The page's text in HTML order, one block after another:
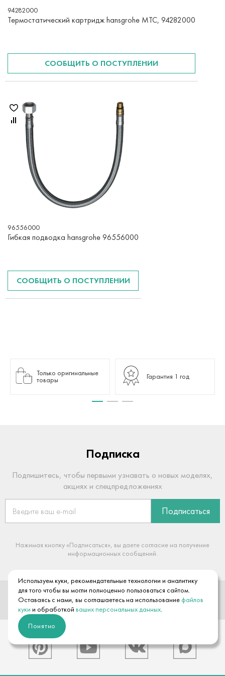
Используем куки, рекомендательные технологии и аналитику
для того чтобы вы могли полноценно пользоваться сайтом.
Оставаясь с нами, вы соглашаетесь на использование файлов
куки и обработкой ваших персональных данных.
Понятно
94282000
Термостатический картридж hansgrohe МТС, 94282000
СООБЩИТЬ О ПОСТУПЛЕНИИ
96556000
Гибкая подводка hansgrohe 96556000
СООБЩИТЬ О ПОСТУПЛЕНИИ
Только оригинальные
товары
Гарантия 1 год
Подписка
Подпишитесь, чтобы первыми узнавать о новых моделях,
акциях и спецпредложениях
Подписаться
Нажимая кнопку «Подписаться», вы даете согласие на получение
информационных сообщений.
8 (800) 350-96-94
+7 (495) 118-32-86